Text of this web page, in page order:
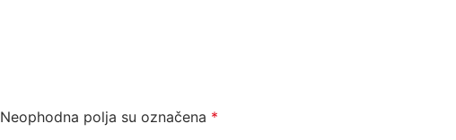
Neophodna polja su označena *